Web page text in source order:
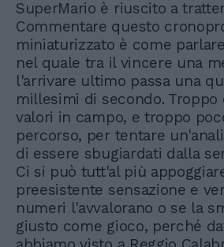
SuperMario è riuscito a
Commentare questo
miniaturizzato è come
nel quale tra il vincere una
l'arrivare ultimo passa una
millesimi di secondo. Troppo
valori in campo, e troppo
percorso, per tentare
di essere sbugiardati dalla
Ci si può tutt'al più
preesistente sensazione e
numeri l'avvalorano o se la
giusto come gioco, perché